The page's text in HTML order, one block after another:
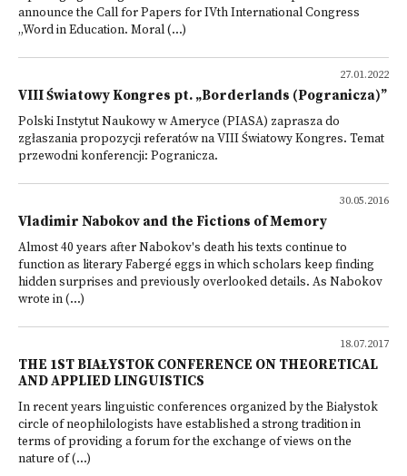
announce the Call for Papers for IVth International Congress
„Word in Education. Moral (...)
27.01.2022
VIII Światowy Kongres pt. „Borderlands (Pogranicza)”
Polski Instytut Naukowy w Ameryce (PIASA) zaprasza do
zgłaszania propozycji referatów na VIII Światowy Kongres. Temat
przewodni konferencji: Pogranicza.
30.05.2016
Vladimir Nabokov and the Fictions of Memory
Almost 40 years after Nabokov's death his texts continue to
function as literary Fabergé eggs in which scholars keep finding
hidden surprises and previously overlooked details. As Nabokov
wrote in (...)
18.07.2017
THE 1ST BIAŁYSTOK CONFERENCE ON THEORETICAL
AND APPLIED LINGUISTICS
In recent years linguistic conferences organized by the Białystok
circle of neophilologists have established a strong tradition in
terms of providing a forum for the exchange of views on the
nature of (...)